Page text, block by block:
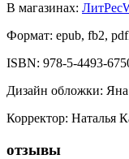
В магазинах: ЛитРес
Формат: epub, fb2,
ISBN: 978-5-4493-
Дизайн обложки:
Корректор: Наталья
отзывы